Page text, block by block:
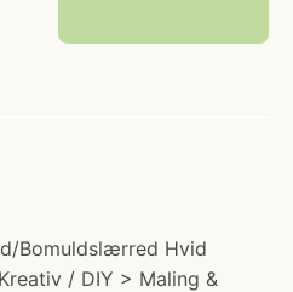
Bomuldslærred Hvid
/ DIY > Maling &